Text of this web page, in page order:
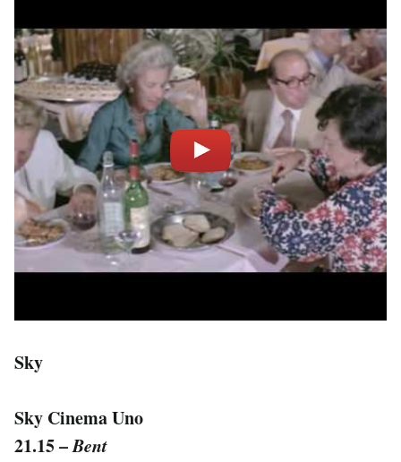
Sky
Sky Cinema Uno
21.15 –Bent